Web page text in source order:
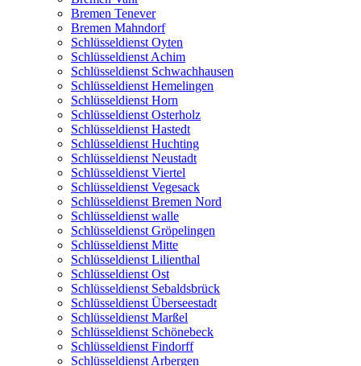
Bremen Tenever
Bremen Mahndorf
Schlüsseldienst Oyten
Schlüsseldienst Achim
Schlüsseldienst Schwachhausen
Schlüsseldienst Hemelingen
Schlüsseldienst Horn
Schlüsseldienst Osterholz
Schlüsseldienst Hastedt
Schlüsseldienst Huchting
Schlüsseldienst Neustadt
Schlüsseldienst Viertel
Schlüsseldienst Vegesack
Schlüsseldienst Bremen Nord
Schlüsseldienst walle
Schlüsseldienst Gröpelingen
Schlüsseldienst Mitte
Schlüsseldienst Lilienthal
Schlüsseldienst Ost
Schlüsseldienst Sebaldsbrück
Schlüsseldienst Überseestadt
Schlüsseldienst Marßel
Schlüsseldienst Schönebeck
Schlüsseldienst Findorff
Schlüsseldienst Arbergen